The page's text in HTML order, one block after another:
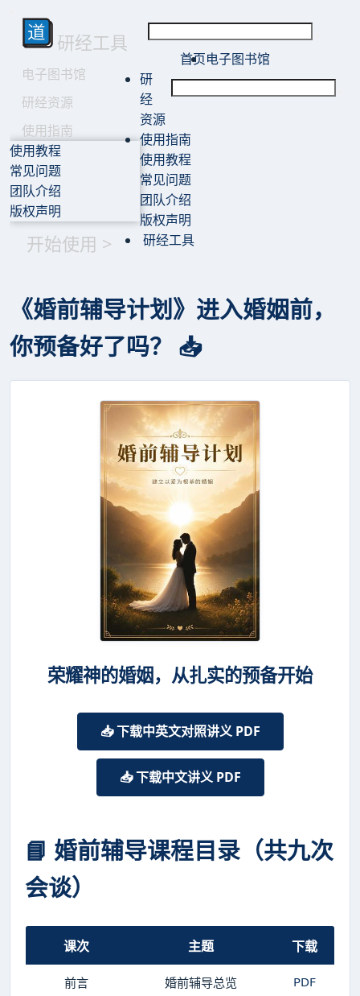
研经工具
电子图书馆
研经资源
使用指南
使用教程
常见问题
团队介绍
版权声明
开始使用 >
首页电子图书馆
研
经
资源
使用指南
使用教程
常见问题
团队介绍
版权声明
研经工具
《婚前辅导计划》进入婚姻前，
你预备好了吗？ 📥
荣耀神的婚姻，从扎实的预备开始
📥 下载中英文对照讲义 PDF
📥 下载中文讲义 PDF
📘 婚前辅导课程目录（共九次
会谈）
课次 主题 下载
前言 婚前辅导总览 PDF